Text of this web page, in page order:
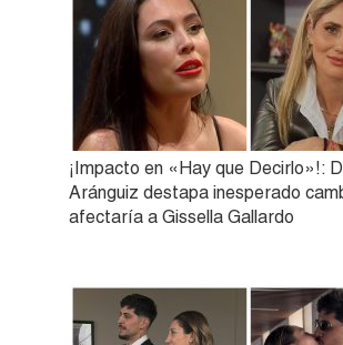
¡Impacto en «Hay que Decirlo»!:
Aránguiz destapa inesperado
afectaría a Gissella Gallardo